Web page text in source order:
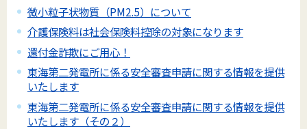
微小粒子状物質（PM2.5）について
介護保険料は社会保険料控除の対象になります
還付金詐欺にご用心！
東海第二発電所に係る安全審査申請に関する情報を提供
いたします
東海第二発電所に係る安全審査申請に関する情報を提供
いたします（その２）